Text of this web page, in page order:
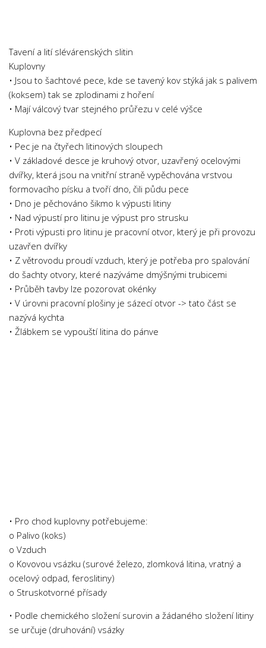
Ekonomie
Fyzika
Jazyky
Management
Marketing
Němčina
Občanská nauka
Pedagogika
Psychologie a Sociologie
Společenské vědy
Technika
Účetnictví
Tavení a lití slévárenských slitin
Kuplovny
• Jsou to šachtové pece, kde se tavený kov stýká jak s palivem
(koksem) tak se zplodinami z hoření
• Mají válcový tvar stejného průřezu v celé výšce
Kuplovna bez předpecí
• Pec je na čtyřech litinových sloupech
• V základové desce je kruhový otvor, uzavřený ocelovými
dvířky, která jsou na vnitřní straně vypěchována vrstvou
formovacího písku a tvoří dno, čili půdu pece
• Dno je pěchováno šikmo k výpusti litiny
• Nad výpustí pro litinu je výpust pro strusku
• Proti výpusti pro litinu je pracovní otvor, který je při provozu
uzavřen dvířky
• Z větrovodu proudí vzduch, který je potřeba pro spalování
do šachty otvory, které nazýváme dmýšnými trubicemi
• Průběh tavby lze pozorovat okénky
• V úrovni pracovní plošiny je sázecí otvor -> tato část se
nazývá kychta
• Žlábkem se vypouští litina do pánve
• Pro chod kuplovny potřebujeme:
o Palivo (koks)
o Vzduch
o Kovovou vsázku (surové železo, zlomková litina, vratný a
ocelový odpad, feroslitiny)
o Struskotvorné přísady
• Podle chemického složení surovin a žádaného složení litiny
se určuje (druhování) vsázky